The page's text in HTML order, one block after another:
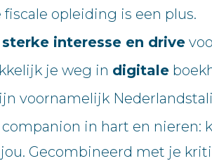
opleiding is een plus.
sterke interesse en drive
je weg in digitale
voornamelijk
in hart en nieren:
Gecombineerd met je